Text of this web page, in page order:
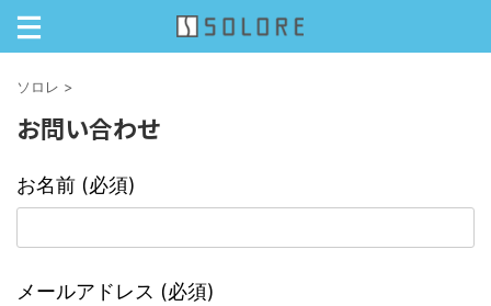
ソロレ >
お問い合わせ
お名前 (必須)
メールアドレス (必須)